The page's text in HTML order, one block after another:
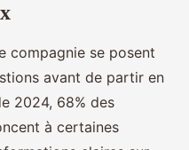
compagnie se posent
avant de partir en
2024, 68% des
à certaines